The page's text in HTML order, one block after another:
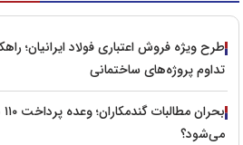
طرح ویژه فروش اعتباری فولاد ایرانیان؛
تداوم پروژه‌های ساختمانی
می‌شود؟